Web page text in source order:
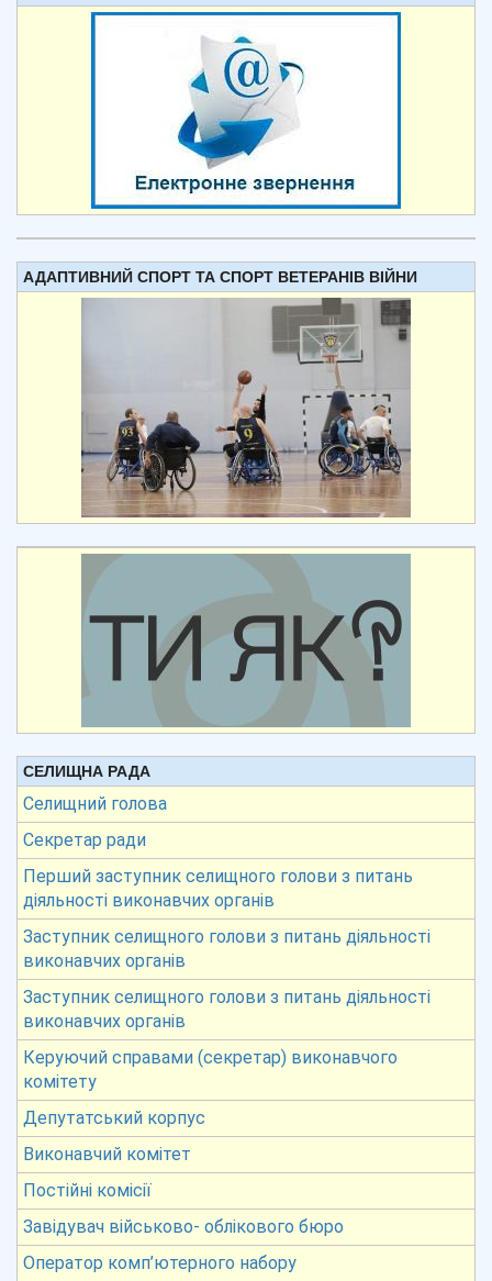
АДАПТИВНИЙ СПОРТ ТА СПОРТ ВЕТЕРАНІВ ВІЙНИ
СЕЛИЩНА РАДА
Селищний голова
Секретар ради
Перший заступник селищного голови з питань
діяльності виконавчих органів
Заступник селищного голови з питань діяльності
виконавчих органів
Заступник селищного голови з питань діяльності
виконавчих органів
Керуючий справами (секретар) виконавчого
комітету
Депутатський корпус
Виконавчий комітет
Постійні комісії
Завідувач військово- облікового бюро
Оператор комп’ютерного набору